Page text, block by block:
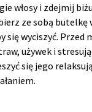
włosy i zdejmij
ze sobą butelkę
się wyciszyć. Przed
używek i
się jego